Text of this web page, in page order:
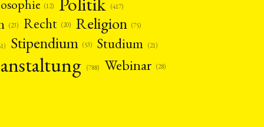
(12) (417)
(23) Recht (20) Religion (75)
Stipendium (53) Studium (21)
(788) Webinar (28)